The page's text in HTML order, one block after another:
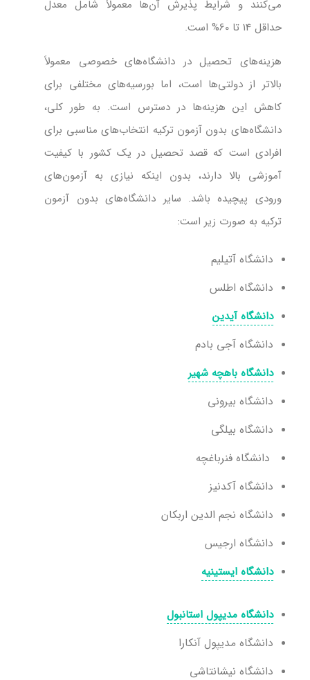
می‌کنند و شرایط پذیرش آن‌ها معمولاً شامل معدل
حداقل 14 تا 60% است.
هزینه‌های تحصیل در دانشگاه‌های خصوصی معمولاً
بالاتر از دولتی‌ها است، اما بورسیه‌های مختلفی برای
کاهش این هزینه‌ها در دسترس است. به طور کلی،
دانشگاه‌های بدون آزمون ترکیه انتخاب‌های مناسبی برای
افرادی است که قصد تحصیل در یک کشور با کیفیت
آموزشی بالا دارند، بدون اینکه نیازی به آزمون‌های
ورودی پیچیده باشد. سایر دانشگاه‌های بدون آزمون
ترکیه به صورت زیر است:
دانشگاه آتیلیم
دانشگاه اطلس
دانشگاه آیدین
دانشگاه آجی بادم
دانشگاه باهچه شهیر
دانشگاه بیرونی
دانشگاه بیلگی
دانشگاه فنرباغچه
دانشگاه آکدنیز
دانشگاه نجم الدین اربکان
دانشگاه ارجیس
دانشگاه ایستینیه
دانشگاه مدیپول استانبول
دانشگاه مدیپول آنکارا
دانشگاه نیشانتاشی